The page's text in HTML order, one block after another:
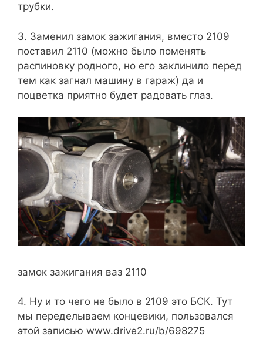
трубки.
3. Заменил замок зажигания, вместо 2109
поставил 2110 (можно было поменять
распиновку родного, но его заклинило перед
тем как загнал машину в гараж) да и
поцветка приятно будет радовать глаз.
замок зажигания ваз 2110
4. Ну и то чего не было в 2109 это БСК. Тут
мы переделываем концевики, пользовался
этой записью www.drive2.ru/b/698275